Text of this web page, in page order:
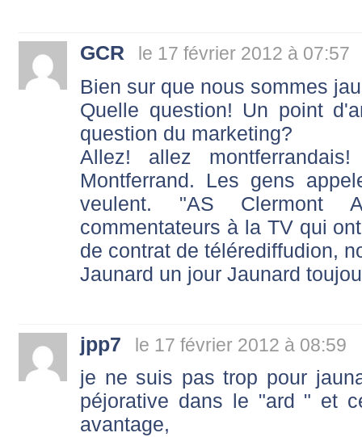
GCR le 17 février 2012 à 07:57
Bien sur que nous sommes
Quelle question! Un point
question du marketing?
Allez! allez
Montferrand. Les gens
veulent. "AS Clermont
commentateurs à la TV qui
de contrat de télérediffudion,
Jaunard un jour Jaunard
jpp7 le 17 février 2012 à 08:59
je ne suis pas trop pour
péjorative dans le "ard " et
avantage,